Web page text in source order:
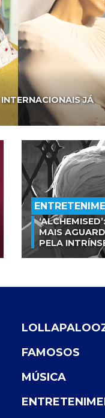
JÁ
MAIS
PELA
FAMOSOS
MÚSICA